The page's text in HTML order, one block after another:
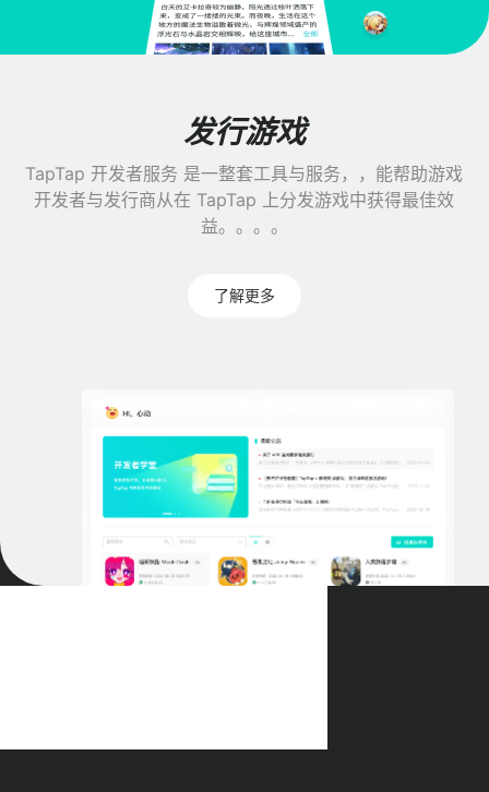
发行游戏
TapTap 开发者服务 是一整套工具与服务，，能帮助游戏
开发者与发行商从在 TapTap 上分发游戏中获得最佳效
益。。。。
了解更多